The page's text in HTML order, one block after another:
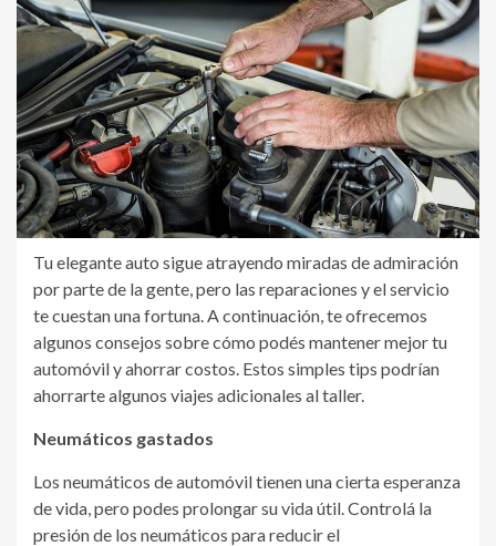
Tu elegante auto sigue atrayendo miradas de admiración
por parte de la gente, pero las reparaciones y el servicio
te cuestan una fortuna. A continuación, te ofrecemos
algunos consejos sobre cómo podés mantener mejor tu
automóvil y ahorrar costos. Estos simples tips podrían
ahorrarte algunos viajes adicionales al taller.
Neumáticos gastados
Los neumáticos de automóvil tienen una cierta esperanza
de vida, pero podes prolongar su vida útil. Controlá la
presión de los neumáticos para reducir el